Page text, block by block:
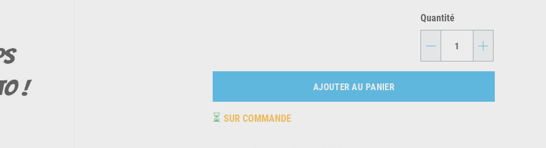
Quantité
- +
AJOUTER AU PANIER
⏳ SUR COMMANDE